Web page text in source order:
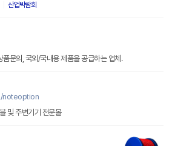
산업박람회
문의, 국외/국내용 제품을 공급하는 업체.
noteoption
및 주변기기 전문몰